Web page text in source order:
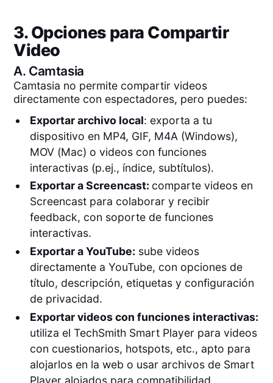
3. Opciones para Compartir
Video
A. Camtasia
Camtasia no permite compartir videos
directamente con espectadores, pero puedes:
Exportar archivo local: exporta a tu
dispositivo en MP4, GIF, M4A (Windows),
MOV (Mac) o videos con funciones
interactivas (p.ej., índice, subtítulos).
Exportar a Screencast: comparte videos en
Screencast para colaborar y recibir
feedback, con soporte de funciones
interactivas.
Exportar a YouTube: sube videos
directamente a YouTube, con opciones de
título, descripción, etiquetas y configuración
de privacidad.
Exportar videos con funciones interactivas:
utiliza el TechSmith Smart Player para videos
con cuestionarios, hotspots, etc., apto para
alojarlos en la web o usar archivos de Smart
Player alojados para compatibilidad